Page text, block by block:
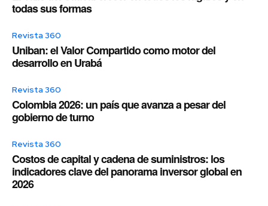
todas sus formas
Revista 360
Uniban: el Valor Compartido como motor del
desarrollo en Urabá
Revista 360
Colombia 2026: un país que avanza a pesar del
gobierno de turno
Revista 360
Costos de capital y cadena de suministros: los
indicadores clave del panorama inversor global en
2026